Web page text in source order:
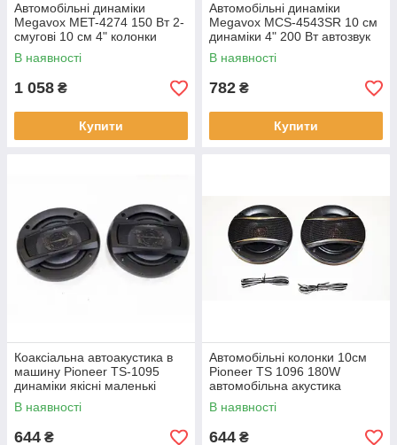
Автомобільні динаміки
Megavox MET-4274 150 Вт 2-
смугові 10 см 4" колонки
акустика в машину
В наявності
1 058 ₴
Купити
Автомобільні динаміки
Megavox MCS-4543SR 10 см
динаміки 4" 200 Вт автозвук
якісні колонки
В наявності
782 ₴
Купити
Коаксіальна автоакустика в
машину Pioneer TS-1095
динаміки якісні маленькі
В наявності
644 ₴
Автомобільні колонки 10см
Pioneer TS 1096 180W
автомобільна акустика
динаміки в машину
В наявності
644 ₴